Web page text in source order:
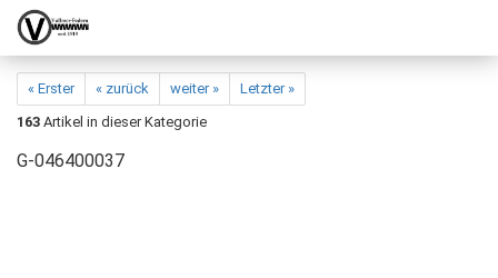
« Erster « zurück weiter »
Letzter »
163 Artikel in dieser Kategorie
G-046400037